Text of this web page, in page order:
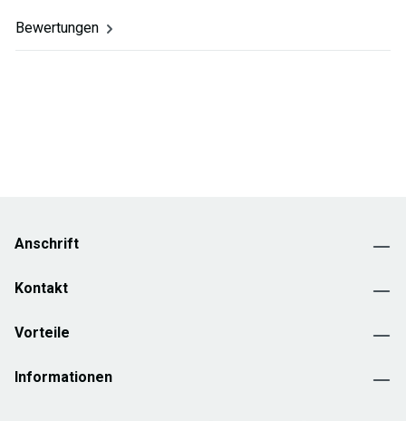
Bewertungen
Anschrift
Kontakt
Vorteile
Informationen